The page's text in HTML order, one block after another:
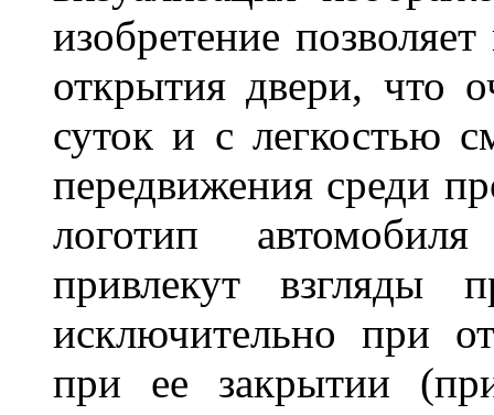
изобретение
открытия двери, что
суток и с легкостью
передвижения среди
логотип
привлекут взгляды
исключительно при
при ее закрытии